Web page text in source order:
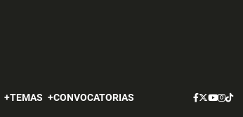
TEMAS CONVOCATORIAS